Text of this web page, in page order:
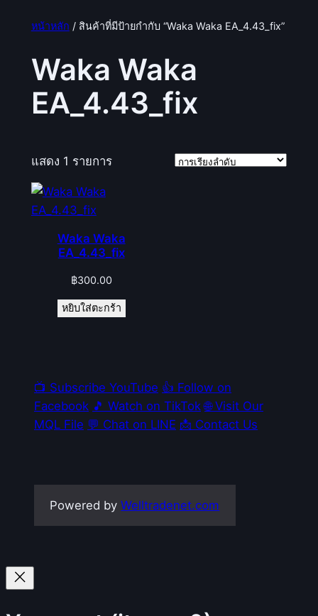
หน้าหลัก / สินค้าที่มีป้ายกำกับ “Waka Waka EA_4.43_fix”
Waka Waka
EA_4.43_fix
แสดง 1 รายการ
Waka Waka
EA_4.43_fix
฿300.00
หยิบใส่ตะกร้า
📺 Subscribe YouTube 👍 Follow on
Facebook 🎵 Watch on TikTok 🌐 Visit Our
MQL File 💬 Chat on LINE 📩 Contact Us
Powered byWelltradenet.com